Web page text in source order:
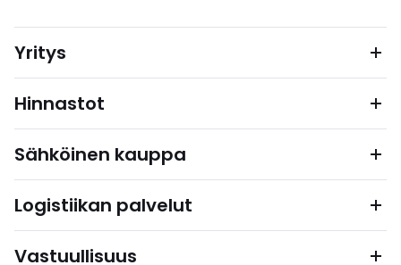
Yritys
Hinnastot
Sähköinen kauppa
Logistiikan palvelut
Vastuullisuus